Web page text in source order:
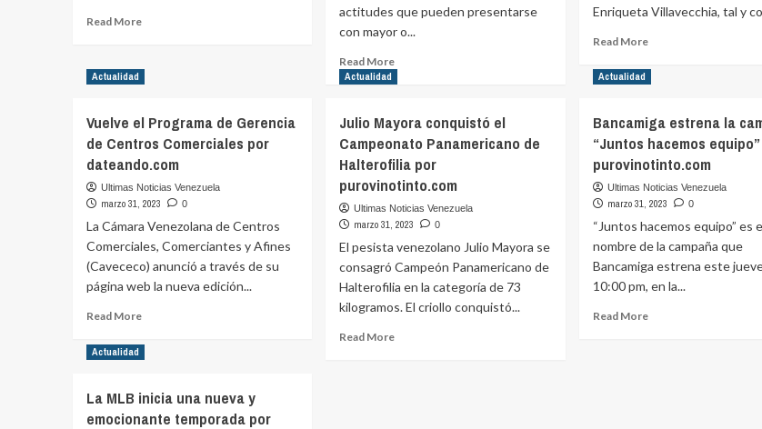
climático?
Read MoreRead
El
Papa
estar
presente
la
celebración
del
Domingo
de
Ramos
purovinotinto.com
actitudes que pueden presentarse
con mayor o...
Read MoreRead
manejar
el
TDAH
en
en
etapa
escolar
por
dateando.com
Enriqueta Villavecchia, tal y
Read MoreRead
about
dona
el
dinero
en
Twitch
durante
el
Mundial
Actualidad
Vuelve el Programa de Gerencia
de Centros Comerciales por
dateando.com
Ultimas Noticias Venezuela
marzo 31, 2023 0
La Cámara Venezolana de Centros
Comerciales, Comerciantes y Afines
(Cavececo) anunció a través de su
página web la nueva edición...
Read MoreRead
about
Programa
de
Actualidad
Julio Mayora conquistó el
Campeonato Panamericano de
Halterofilia por
purovinotinto.com
Ultimas Noticias Venezuela
marzo 31, 2023 0
El pesista venezolano Julio Mayora se
consagró Campeón Panamericano de
Halterofilia en la categoría de 73
kilogramos. El criollo conquistó...
Read MoreRead
Actualidad
Bancamiga estrena la
“Juntos hacemos
purovinotinto.com
Ultimas Noticias Venezuela
marzo 31, 2023 0
“Juntos hacemos equipo” es
nombre de la campaña que
Bancamiga estrena este
10:00 pm, en la...
Read MoreRead
Actualidad
La MLB inicia una nueva y
emocionante temporada por